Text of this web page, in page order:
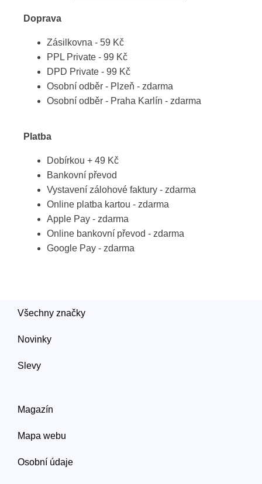
Doprava
Zásilkovna - 59 Kč
PPL Private - 99 Kč
DPD Private - 99 Kč
Osobní odběr - Plzeň - zdarma
Osobní odběr - Praha Karlín - zdarma
Platba
Dobírkou + 49 Kč
Bankovní převod
Vystavení zálohové faktury - zdarma
Online platba kartou - zdarma
Apple Pay - zdarma
Online bankovní převod - zdarma
Google Pay - zdarma
Všechny značky
Novinky
Slevy
Magazín
Mapa webu
Osobní údaje